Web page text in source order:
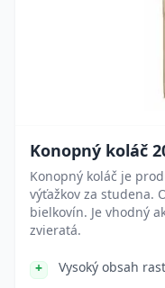
Konopný koláč
Konopný koláč je
výťažkov za studena.
bielkovín. Je vhodný
zvieratá.
Vysoký obsah